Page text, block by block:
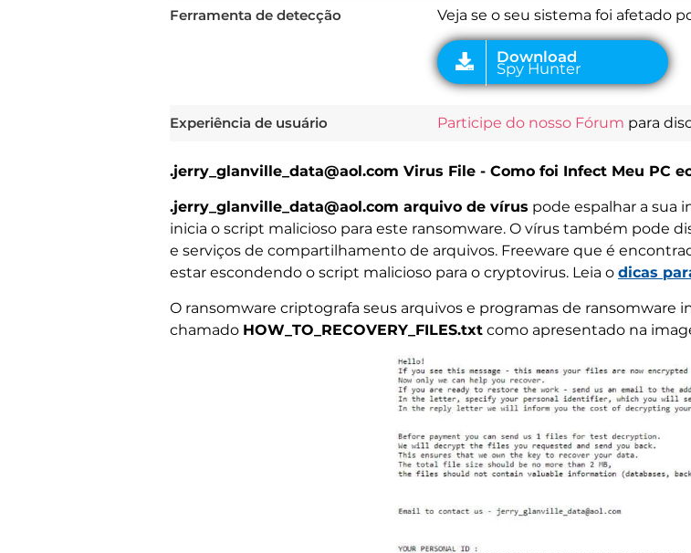
Ferramenta de detecção Veja se o seu sistema foi afetado
Experiência de usuário Participe do nosso Fórum para
.jerry_glanville_data@aol.com Virus File - Como foi Infect Meu PC
.jerry_glanville_data@aol.com arquivo de vírus pode espalhar a sua
inicia o script malicioso para este ransomware. O vírus também pode
e serviços de compartilhamento de arquivos. Freeware que é
estar escondendo o script malicioso para o cryptovirus. Leia o dicas
O ransomware criptografa seus arquivos e programas de
chamado HOW_TO_RECOVERY_FILES.txt como apresentado na